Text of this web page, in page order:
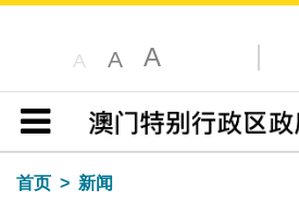
A A A
目录
首页
新闻